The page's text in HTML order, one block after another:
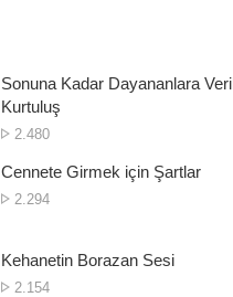
Sonuna Kadar Dayananlara
Kurtuluş
Gösterim
2.480
Cennete Girmek için Şartlar
Gösterim
2.294
Kehanetin Borazan Sesi
Gösterim
2.154